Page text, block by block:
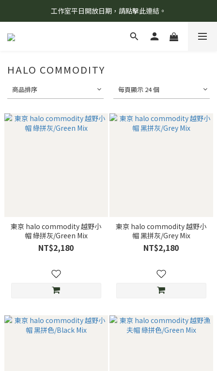
8/7 當天暫停開放工作室。請見諒！
工作室平日開放日期，請點擊此連結。
柯氏野生活推薦商品預購連結，請點此進入！
HALO COMMODITY
商品排序 每頁顯示 24 個
東京 halo commodity 越野小
帽 綠拼灰/Green Mix
NT$2,180
東京 halo commodity 越野小
帽 黑拼灰/Grey Mix
NT$2,180